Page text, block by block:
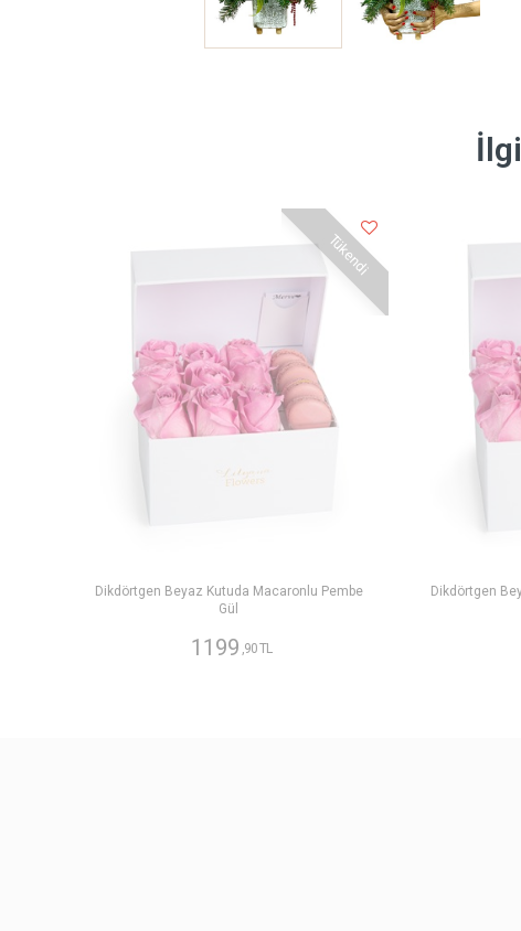
Tükendi
Dikdörtgen Beyaz Kutuda Macaronlu Pembe
Gül
1199 ,90 TL
Dikdörtgen